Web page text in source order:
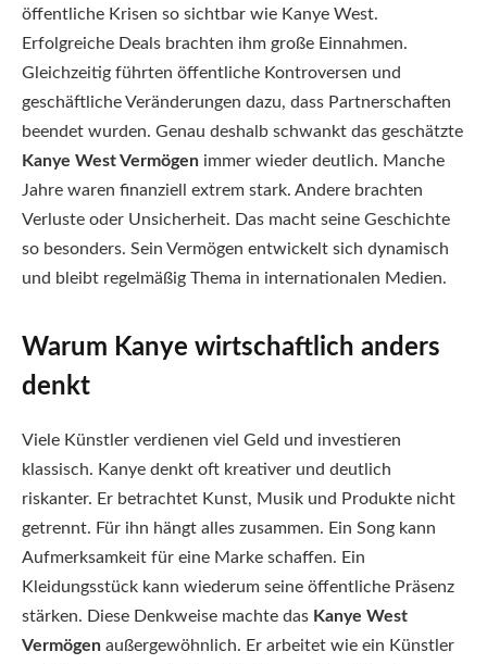
öffentliche Krisen so sichtbar wie Kanye West.
Erfolgreiche Deals brachten ihm große Einnahmen.
Gleichzeitig führten öffentliche Kontroversen und
geschäftliche Veränderungen dazu, dass Partnerschaften
beendet wurden. Genau deshalb schwankt das geschätzte
Kanye West Vermögen immer wieder deutlich. Manche
Jahre waren finanziell extrem stark. Andere brachten
Verluste oder Unsicherheit. Das macht seine Geschichte
so besonders. Sein Vermögen entwickelt sich dynamisch
und bleibt regelmäßig Thema in internationalen Medien.
Warum Kanye wirtschaftlich anders
denkt
Viele Künstler verdienen viel Geld und investieren
klassisch. Kanye denkt oft kreativer und deutlich
riskanter. Er betrachtet Kunst, Musik und Produkte nicht
getrennt. Für ihn hängt alles zusammen. Ein Song kann
Aufmerksamkeit für eine Marke schaffen. Ein
Kleidungsstück kann wiederum seine öffentliche Präsenz
stärken. Diese Denkweise machte das Kanye West
Vermögen außergewöhnlich. Er arbeitet wie ein Künstler